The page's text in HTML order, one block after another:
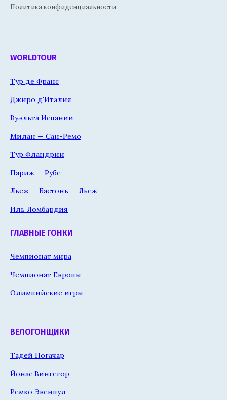
Политика конфиденциальности
WORLDTOUR
Тур де Франс
Джиро д'Италия
Вуэльта Испании
Милан — Сан-Ремо
Тур Фландрии
Париж — Рубе
Льеж — Бастонь — Льеж
Иль Ломбардия
ГЛАВНЫЕ ГОНКИ
Чемпионат мира
Чемпионат Европы
Олимпийские игры
ВЕЛОГОНЩИКИ
Тадей Погачар
Йонас Вингегор
Ремко Эвенпул